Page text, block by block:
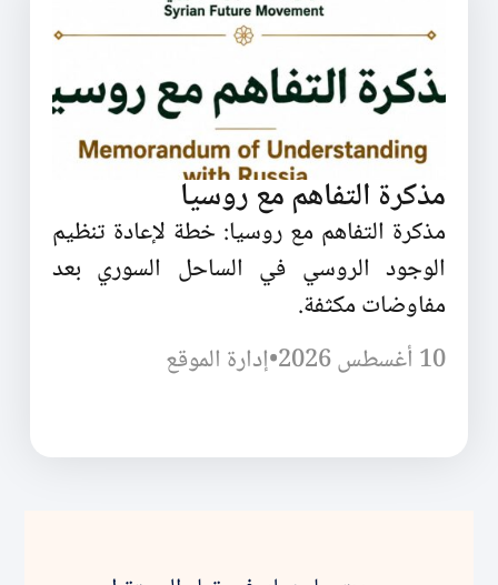
مذكرة التفاهم مع روسيا
مذكرة التفاهم مع روسيا: خطة لإعادة تنظيم
الوجود الروسي في الساحل السوري بعد
مفاوضات مكثفة.
10 أغسطس 2026
•إدارة الموقع